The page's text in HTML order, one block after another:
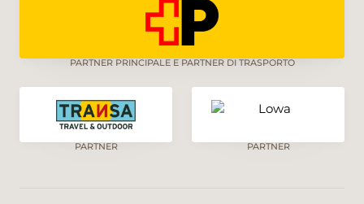
PARTNER PRINCIPALE E PARTNER DI TRASPORTO
PARTNER PARTNER